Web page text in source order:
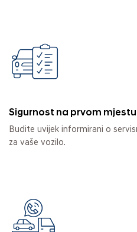
Sigurnost na prvom mjestu
Budite uvijek informirani o
za vaše vozilo.